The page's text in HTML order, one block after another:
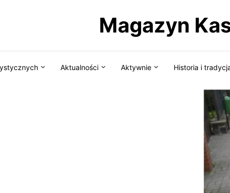
Magazyn
Aktualności Aktywnie Historia i